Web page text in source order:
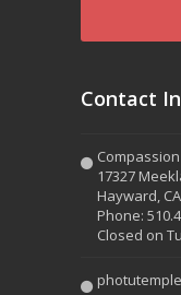
Contact
17327
Hayward,
Phone:
Closed on